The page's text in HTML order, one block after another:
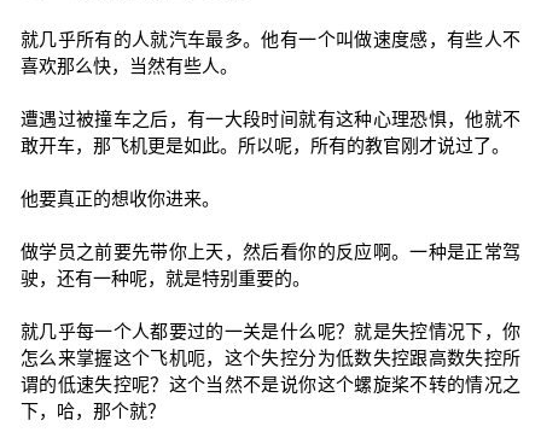
就几乎所有的人就汽车最多。他有一个叫做速度感，有些人不
喜欢那么快，当然有些人。
遭遇过被撞车之后，有一大段时间就有这种心理恐惧，他就不
敢开车，那飞机更是如此。所以呢，所有的教官刚才说过了。
他要真正的想收你进来。
做学员之前要先带你上天，然后看你的反应啊。一种是正常驾
驶，还有一种呢，就是特别重要的。
就几乎每一个人都要过的一关是什么呢？就是失控情况下，你
怎么来掌握这个飞机呃，这个失控分为低数失控跟高数失控所
谓的低速失控呢？这个当然不是说你这个螺旋桨不转的情况之
下，哈，那个就？